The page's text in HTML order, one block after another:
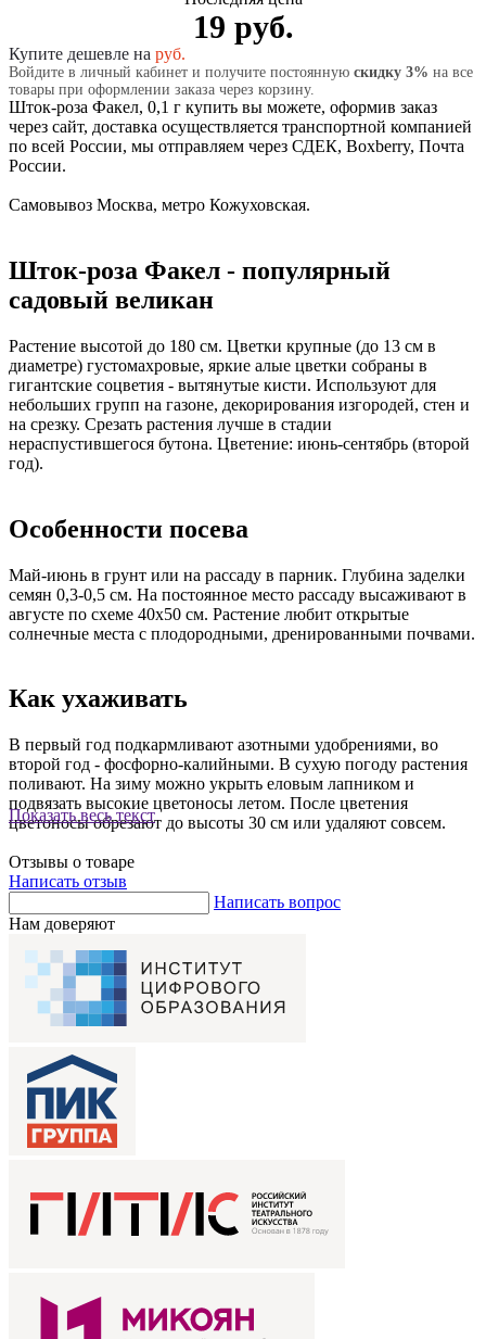
19 руб.
Купите дешевле на руб.
Войдите в личный кабинет и получите постоянную скидку 3% на все
товары при оформлении заказа через корзину.
Шток-роза Факел, 0,1 г купить вы можете, оформив заказ
через сайт, доставка осуществляется транспортной компанией
по всей России, мы отправляем через СДЕК, Boxberry, Почта
России.
Показать весь текст
Самовывоз Москва, метро Кожуховская.
Шток-роза Факел - популярный
садовый великан
Растение высотой до 180 см. Цветки крупные (до 13 см в
диаметре) густомахровые, яркие алые цветки собраны в
гигантские соцветия - вытянутые кисти. Используют для
небольших групп на газоне, декорирования изгородей, стен и
на срезку. Срезать растения лучше в стадии
нераспустившегося бутона. Цветение: июнь-сентябрь (второй
год).
Особенности посева
Май-июнь в грунт или на рассаду в парник. Глубина заделки
семян 0,3-0,5 см. На постоянное место рассаду высаживают в
августе по схеме 40x50 см. Растение любит открытые
солнечные места с плодородными, дренированными почвами.
Как ухаживать
В первый год подкармливают азотными удобрениями, во
второй год - фосфорно-калийными. В сухую погоду растения
поливают. На зиму можно укрыть еловым лапником и
подвязать высокие цветоносы летом. После цветения
цветоносы обрезают до высоты 30 см или удаляют совсем.
Отзывы о товаре
Написать отзыв
Написать вопрос
Нам доверяют